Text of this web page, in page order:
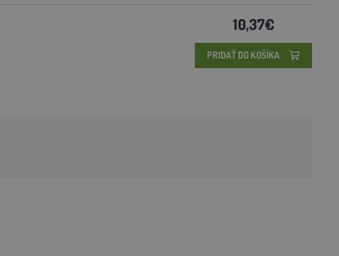
10,37€
PRIDAŤ DO KOŠÍKA